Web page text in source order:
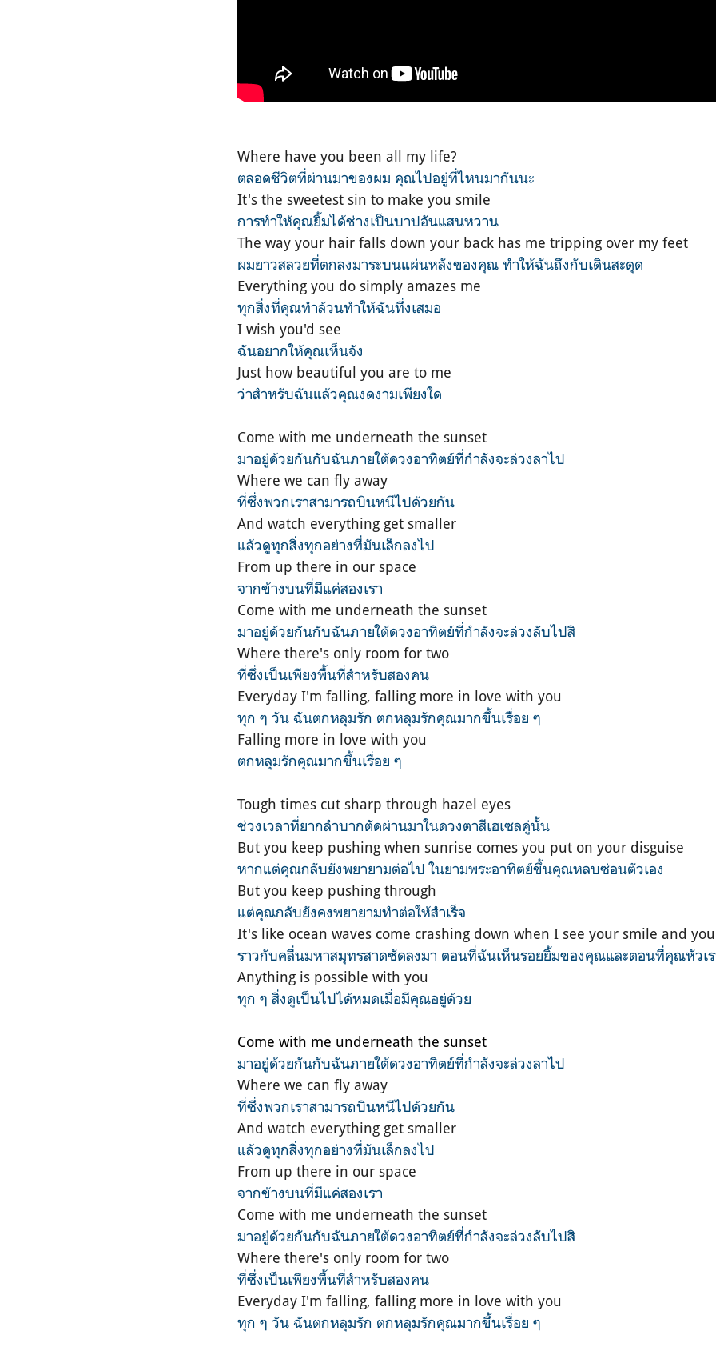
Where have you been all my life?
ตลอดชีวิตที่ผ่านมาของผม คุณไปอยู่ที่ไหนมากันนะ
It's the sweetest sin to make you smile
การทำให้คุณยิ้มได้ช่างเป็นบาปอันแสนหวาน
The way your hair falls down your back has me tripping over my feet
ผมยาวสลวยที่ตกลงมาระบนแผ่นหลังของคุณ ทำให้ฉันถึงกับเดินสะดุด
Everything you do simply amazes me
ทุกสิ่งที่คุณทำล้วนทำให้ฉันทึ่งเสมอ
I wish you'd see
ฉันอยากให้คุณเห็นจัง
Just how beautiful you are to me
ว่าสำหรับฉันแล้วคุณงดงามเพียงใด
Come with me underneath the sunset
มาอยู่ด้วยกันกับฉันภายใต้ดวงอาทิตย์ที่กำลังจะล่วงลาไป
Where we can fly away
ที่ซึ่งพวกเราสามารถบินหนีไปด้วยกัน
And watch everything get smaller
แล้วดูทุกสิ่งทุกอย่างที่มันเล็กลงไป
From up there in our space
จากข้างบนที่มีแค่สองเรา
Come with me underneath the sunset
มาอยู่ด้วยกันกับฉันภายใต้ดวงอาทิตย์ที่กำลังจะล่วงลับไปสิ
Where there's only room for two
ที่ซึ่งเป็นเพียงพื้นที่สำหรับสองคน
Everyday I'm falling, falling more in love with you
ทุก ๆ วัน ฉันตกหลุมรัก ตกหลุมรักคุณมากขึ้นเรื่อย ๆ
Falling more in love with you
ตกหลุมรักคุณมากขึ้นเรื่อย ๆ
Tough times cut sharp through hazel eyes
ช่วงเวลาที่ยากลำบากตัดผ่านมาในดวงตาสีเฮเซลคู่นั้น
But you keep pushing when sunrise comes you put on your disguise
หากแต่คุณกลับยังพยายามต่อไป ในยามพระอาทิตย์ขึ้นคุณหลบซ่อนตัวเอง
But you keep pushing through
แต่คุณกลับยังคงพยายามทำต่อให้สำเร็จ
It's like ocean waves come crashing down when I see your smile and
ราวกับคลื่นมหาสมุทรสาดซัดลงมา ตอนที่ฉันเห็นรอยยิ้มของคุณและตอนที่คุณหัวเร
Anything is possible with you
ทุก ๆ สิ่งดูเป็นไปได้หมดเมื่อมีคุณอยู่ด้วย
Come with me underneath the sunset
มาอยู่ด้วยกันกับฉันภายใต้ดวงอาทิตย์ที่กำลังจะล่วงลาไป
Where we can fly away
ที่ซึ่งพวกเราสามารถบินหนีไปด้วยกัน
And watch everything get smaller
แล้วดูทุกสิ่งทุกอย่างที่มันเล็กลงไป
From up there in our space
จากข้างบนที่มีแค่สองเรา
Come with me underneath the sunset
มาอยู่ด้วยกันกับฉันภายใต้ดวงอาทิตย์ที่กำลังจะล่วงลับไปสิ
Where there's only room for two
ที่ซึ่งเป็นเพียงพื้นที่สำหรับสองคน
Everyday I'm falling, falling more in love with you
ทุก ๆ วัน ฉันตกหลุมรัก ตกหลุมรักคุณมากขึ้นเรื่อย ๆ